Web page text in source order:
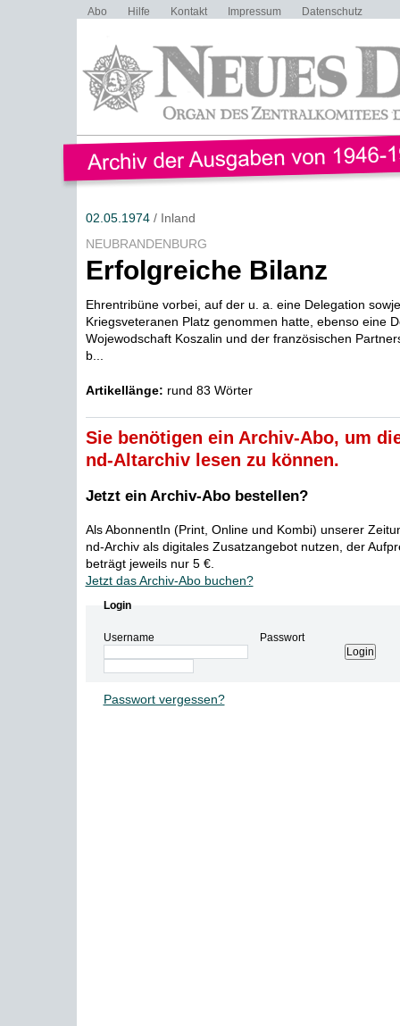
Abo Hilfe Kontakt Impressum Datenschutz
02.05.1974/ Inland
NEUBRANDENBURG
Erfolgreiche Bilanz
Ehrentribüne vorbei, auf der u. a. eine Delegation
Kriegsveteranen Platz genommen hatte, ebenso eine
Wojewodschaft Koszalin und der französischen
b...
Artikellänge: rund 83 Wörter
Sie benötigen ein Archiv-Abo, um
nd-Altarchiv lesen zu können.
Jetzt ein Archiv-Abo bestellen?
Als AbonnentIn (Print, Online und Kombi) unserer
nd-Archiv als digitales Zusatzangebot nutzen, der
beträgt jeweils nur 5 €.
Jetzt das Archiv-Abo buchen?
Login
Username Passwort
Passwort vergessen?